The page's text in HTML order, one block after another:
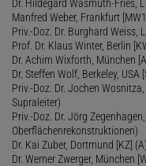
Dr. Hildegard Wasmuth-Fries,
Manfred Weber, Frankfurt
Priv.-Doz. Dr. Burghard Weiss,
Prof. Dr. Klaus Winter, Berlin
Dr. Achim Wixforth, München
Dr. Steffen Wolf, Berkeley, USA
Priv.-Doz. Dr. Jochen
Supraleiter)
Priv.-Doz. Dr. Jörg
Oberflächenrekonstruktionen)
Dr. Kai Zuber, Dortmund [KZ]
Dr. Werner Zwerger, München